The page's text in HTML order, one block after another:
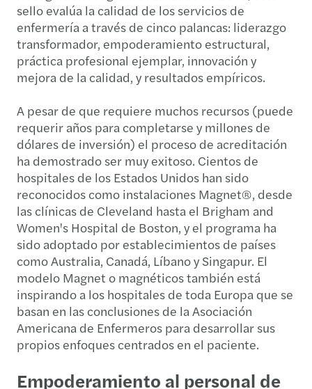
sello evalúa la calidad de los servicios de
enfermería a través de cinco palancas: liderazgo
transformador, empoderamiento estructural,
práctica profesional ejemplar, innovación y
mejora de la calidad, y resultados empíricos.
A pesar de que requiere muchos recursos (puede
requerir años para completarse y millones de
dólares de inversión) el proceso de acreditación
ha demostrado ser muy exitoso. Cientos de
hospitales de los Estados Unidos han sido
reconocidos como instalaciones Magnet®, desde
las clínicas de Cleveland hasta el Brigham and
Women's Hospital de Boston, y el programa ha
sido adoptado por establecimientos de países
como Australia, Canadá, Líbano y Singapur. El
modelo Magnet o magnéticos también está
inspirando a los hospitales de toda Europa que se
basan en las conclusiones de la Asociación
Americana de Enfermeros para desarrollar sus
propios enfoques centrados en el paciente.
Empoderamiento al personal de